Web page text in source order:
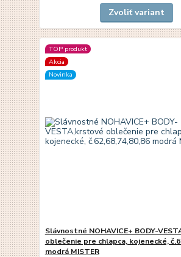
Zvoliť variant
TOP produkt
Akcia
Novinka
Slávnostné NOHAVICE+ BODY-
oblečenie pre chlapca, kojenecké,
modrá MISTER